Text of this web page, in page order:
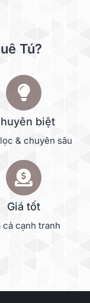
Tú?
biệt
& chuyên sâu
Giá tốt
cả cạnh tranh